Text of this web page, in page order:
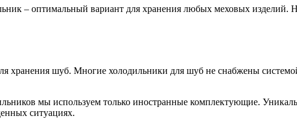
– оптимальный вариант для хранения любых меховых изделий.
хранения шуб. Многие холодильники для шуб не снабжены
мы используем только иностранные комплектующие.
ситуациях.